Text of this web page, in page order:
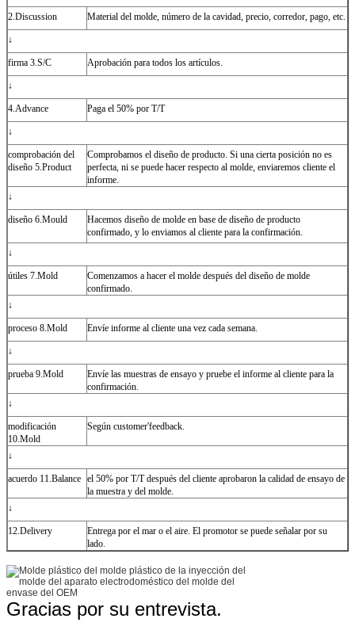
2.Discussion Material del molde, número de la cavidad, precio, corredor, pago, etc.
↓
firma 3.S/C Aprobación para todos los artículos.
↓
4.Advance Paga el 50% por T/T
↓
comprobación del
diseño 5.Product
Comprobamos el diseño de producto. Si una cierta posición no es
perfecta, ni se puede hacer respecto al molde, enviaremos cliente el
informe.
↓
diseño 6.Mould
Hacemos diseño de molde en base de diseño de producto
confirmado, y lo enviamos al cliente para la confirmación.
↓
útiles 7.Mold
Comenzamos a hacer el molde después del diseño de molde
confirmado.
↓
proceso 8.Mold Envíe informe al cliente una vez cada semana.
↓
prueba 9.Mold
Envíe las muestras de ensayo y pruebe el informe al cliente para la
confirmación.
↓
modificación
10.Mold
Según customer'feedback.
↓
acuerdo 11.Balance el 50% por T/T después del cliente aprobaron la calidad de ensayo de
la muestra y del molde.
↓
12.Delivery
Entrega por el mar o el aire. El promotor se puede señalar por su
lado.
Gracias por su entrevista.